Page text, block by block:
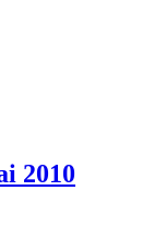
2010